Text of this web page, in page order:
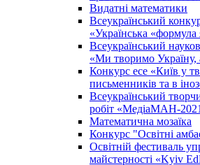
Видатні математики
Всеукраїнський
«Українська «формула
Всеукраїнський
«Ми творимо Україну,
Конкурс есе «Київ у
письменників та в
Всеукраїнський
робіт «МедіаМАН-
Математична мозаїка
Конкурс "Освітні
Освітній фестиваль
майстерності «Kyiv